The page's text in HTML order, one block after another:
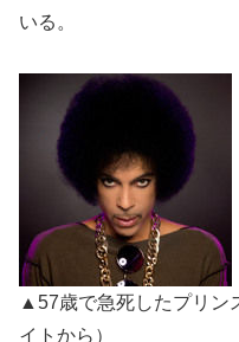
いる。
▲57歳で急死したプリン
イトから）